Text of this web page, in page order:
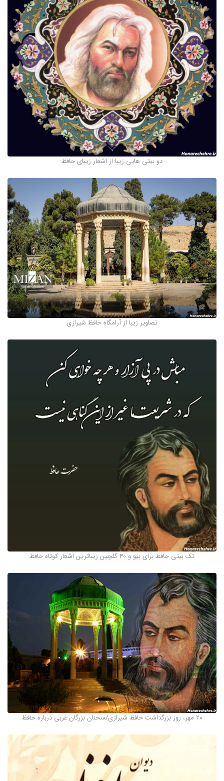
دو بیتی هایی زیبا از اشعار زیبای حافظ
تصاویر زیبا از آرامگاه حافظ شیرازی
تک بیتی حافظ برای بیو و 40 گلچین زیباترین اشعار کوتاه حافظ
20 مهر، روز بزرگداشت حافظ شیرازی/سخنان بزرگان غربی درباره حافظ